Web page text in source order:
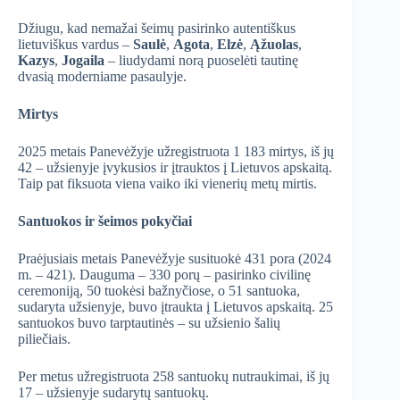
Džiugu, kad nemažai šeimų pasirinko autentiškus
lietuviškus vardus – Saulė, Agota, Elzė, Ąžuolas,
Kazys, Jogaila – liudydami norą puoselėti tautinę
dvasią moderniame pasaulyje.
Mirtys
2025 metais Panevėžyje užregistruota 1 183 mirtys, iš jų
42 – užsienyje įvykusios ir įtrauktos į Lietuvos apskaitą.
Taip pat fiksuota viena vaiko iki vienerių metų mirtis.
Santuokos ir šeimos pokyčiai
Praėjusiais metais Panevėžyje susituokė 431 pora (2024
m. – 421). Dauguma – 330 porų – pasirinko civilinę
ceremoniją, 50 tuokėsi bažnyčiose, o 51 santuoka,
sudaryta užsienyje, buvo įtraukta į Lietuvos apskaitą. 25
santuokos buvo tarptautinės – su užsienio šalių
piliečiais.
Per metus užregistruota 258 santuokų nutraukimai, iš jų
17 – užsienyje sudarytų santuokų.